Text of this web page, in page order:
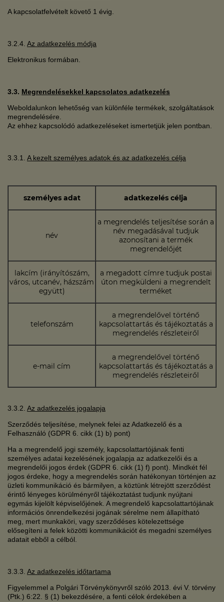
A kapcsolatfelvételt követő 1 évig.
3.2.4. Az adatkezelés módja
Elektronikus formában.
3.3. Megrendelésekkel kapcsolatos adatkezelés
Weboldalunkon lehetőség van különféle termékek, szolgáltatások
megrendelésére.
Az ehhez kapcsolódó adatkezeléseket ismertetjük jelen pontban.
3.3.1. A kezelt személyes adatok és az adatkezelés célja
személyes adat adatkezelés célja
név
a megrendelés teljesítése során a
név megadásával tudjuk
azonosítani a termék
megrendelőjét
lakcím (irányítószám,
város, utcanév, házszám
együtt)
a megadott címre tudjuk postai
úton megküldeni a megrendelt
terméket
telefonszám
a megrendelővel történő
kapcsolattartás és tájékoztatás a
megrendelés részleteiről
e-mail cím
a megrendelővel történő
kapcsolattartás és tájékoztatás a
megrendelés részleteiről
3.3.2. Az adatkezelés jogalapja
Szerződés teljesítése, melynek felei az Adatkezelő és a
Felhasználó (GDPR 6. cikk (1) b) pont)
Ha a megrendelő jogi személy, kapcsolattartójának fenti
személyes adatai kezelésének jogalapja az adatkezelői és a
megrendelői jogos érdek (GDPR 6. cikk (1) f) pont). Mindkét fél
jogos érdeke, hogy a megrendelés során hatékonyan történjen az
üzleti kommunikáció és bármilyen, a köztünk létrejött szerződést
érintő lényeges körülményről tájékoztatást tudjunk nyújtani
egymás kijelölt képviselőjének. A megrendelő kapcsolattartójának
információs önrendelkezési jogának sérelme nem állapítható
meg, mert munkaköri, vagy szerződéses kötelezettsége
elősegíteni a felek közötti kommunikációt és megadni személyes
adatait ebből a célból.
3.3.3. Az adatkezelés időtartama
Figyelemmel a Polgári Törvénykönyvről szóló 2013. évi V. törvény
(Ptk.) 6:22. § (1) bekezdésére, a fenti célok érdekében a